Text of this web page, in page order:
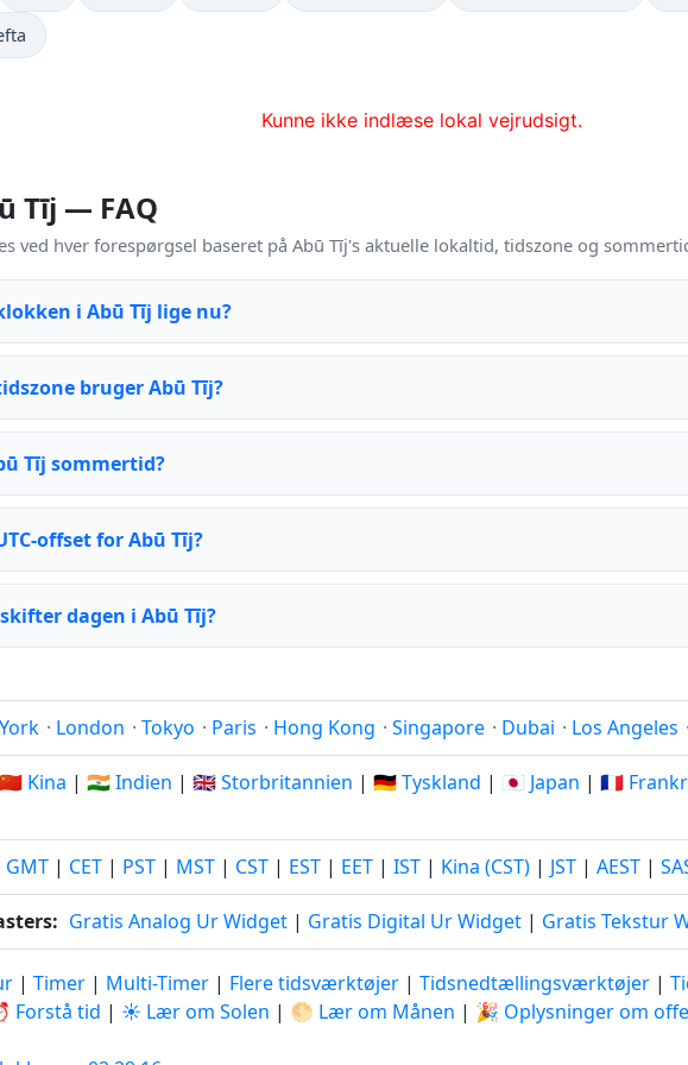
Kunne ikke indlæse lokal vejrudsigt.
Tīj — FAQ
ved hver forespørgsel baseret på Abū Tīj's aktuelle lokaltid, tidszone og
i Abū Tīj lige nu?
bruger Abū Tīj?
Tīj sommertid?
offset for Abū Tīj?
dagen i Abū Tīj?
· London · Tokyo · Paris · Hong Kong · Singapore · Dubai · Los Angeles
🇨🇳 Kina | 🇮🇳 Indien | 🇬🇧 Storbritannien | 🇩🇪 Tyskland | 🇯🇵 Japan | 🇫🇷
GMT | CET | PST | MST | CST | EST | EET | IST | Kina (CST) | JST | AEST |
Gratis Analog Ur Widget | Gratis Digital Ur Widget | Gratis Tekstur
| Timer | Multi-Timer | Flere tidsværktøjer | Tidsnedtællingsværktøjer |
Forstå tid | ☀️ Lær om Solen | 🌕 Lær om Månen | 🎉 Oplysninger om